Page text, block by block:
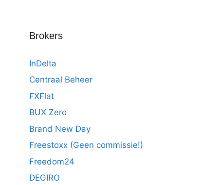
Brokers
InDelta
Centraal Beheer
FXFlat
BUX Zero
Brand New Day
Freestoxx (Geen commissie!)
Freedom24
DEGIRO